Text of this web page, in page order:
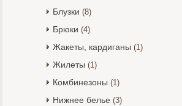
Блузки (8)
Брюки (4)
Жакеты, кардиганы (1)
Жилеты (1)
Комбинезоны (1)
Нижнее белье (3)